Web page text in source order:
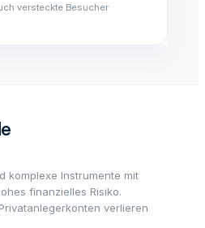
versteckte Besucher
komplexe Instrumente mit
finanzielles Risiko.
verlieren